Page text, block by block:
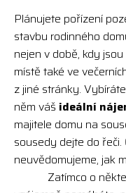
Plánujete pořízení
stavbu rodinného
nejen v době, kdy
místě také ve
z jiné stránky. Vybíráte
něm váš ideální
majitele domu na
sousedy dejte do
neuvědomujeme, jak
Zatímco o